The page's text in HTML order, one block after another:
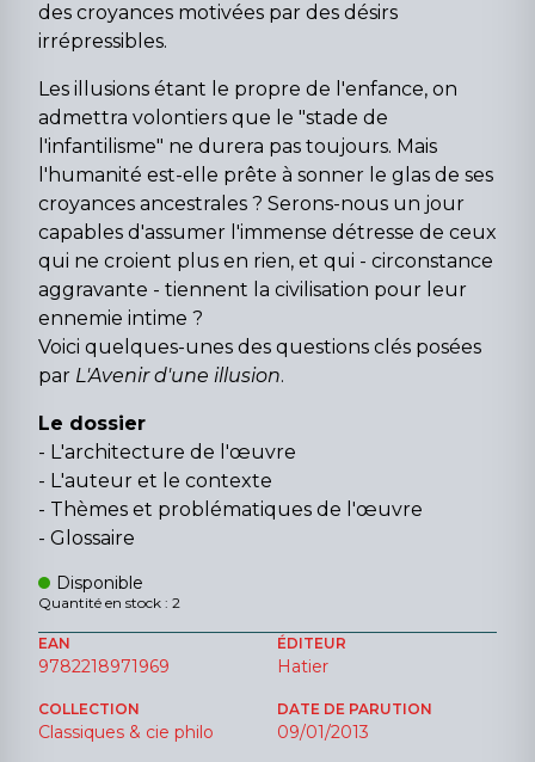
des croyances motivées par des désirs
irrépressibles.
Les illusions étant le propre de l'enfance, on
admettra volontiers que le "stade de
l'infantilisme" ne durera pas toujours. Mais
l'humanité est-elle prête à sonner le glas de ses
croyances ancestrales ? Serons-nous un jour
capables d'assumer l'immense détresse de ceux
qui ne croient plus en rien, et qui - circonstance
aggravante - tiennent la civilisation pour leur
ennemie intime ?
Voici quelques-unes des questions clés posées
par L'Avenir d'une illusion.
Le dossier
- L'architecture de l'œuvre
- L'auteur et le contexte
- Thèmes et problématiques de l'œuvre
- Glossaire
Disponible
Quantité en stock : 2
EAN
9782218971969
ÉDITEUR
Hatier
COLLECTION
Classiques & cie philo
DATE DE PARUTION
09/01/2013